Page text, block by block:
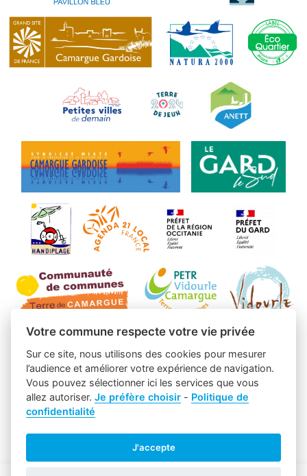
Votre commune respecte votre vie privée
Sur ce site, nous utilisons des cookies pour mesurer
l’audience et améliorer votre expérience de navigation.
Vous pouvez sélectionner ici les services que vous
allez autoriser.Je préfère choisir - Politique de
confidentialité
J'accepte